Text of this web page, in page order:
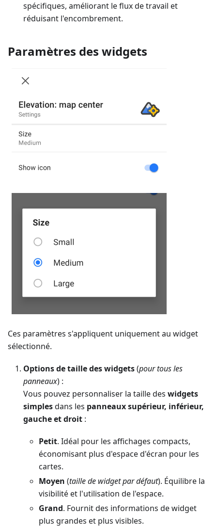
spécifiques, améliorant le flux de travail et
réduisant l'encombrement.
Paramètres des widgets
Ces paramètres s'appliquent uniquement au widget
sélectionné.
Options de taille des widgets(pour tous les
panneaux) :
Vous pouvez personnaliser la taille des widgets
simplesdans les panneaux supérieur, inférieur,
gauche et droit :
Petit. Idéal pour les affichages compacts,
économisant plus d'espace d'écran pour les
cartes.
Moyen (taille de widget par défaut). Équilibre la
visibilité et l'utilisation de l'espace.
Grand. Fournit des informations de widget
plus grandes et plus visibles.